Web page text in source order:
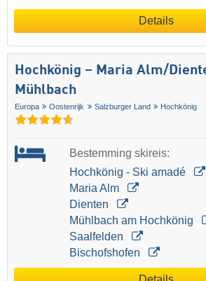
Details
Hochkönig – Maria Alm/​
Mühlbach
Europa Oostenrijk Salzburger Land Hochkönig
Bestemming skireis:
Hochkönig - Ski amadé
Maria Alm
Dienten
Mühlbach am Hochkönig
Saalfelden
Bischofshofen